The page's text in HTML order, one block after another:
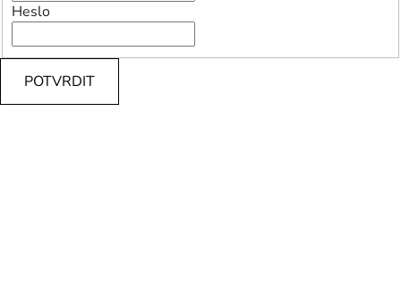
Heslo
POTVRDIT